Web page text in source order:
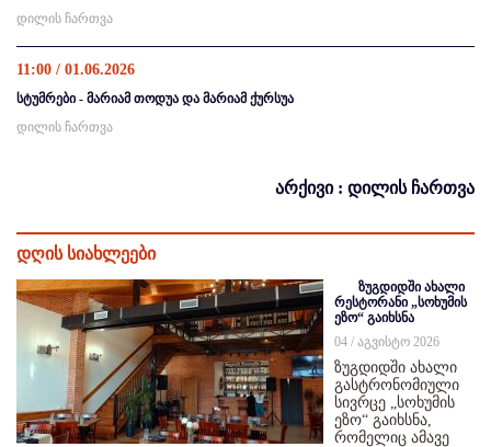
დილის ჩართვა
11:00 / 01.06.2026
სტუმრები - მარიამ თოდუა და მარიამ ქურსუა
დილის ჩართვა
არქივი : დილის ჩართვა
დღის სიახლეები
ზუგდიდში ახალი
რესტორანი „სოხუმის
ეზო“ გაიხსნა
04 / აგვისტო 2026
ზუგდიდში ახალი
გასტრონომიული
სივრცე „სოხუმის
ეზო“ გაიხსნა,
რომელიც ამავე